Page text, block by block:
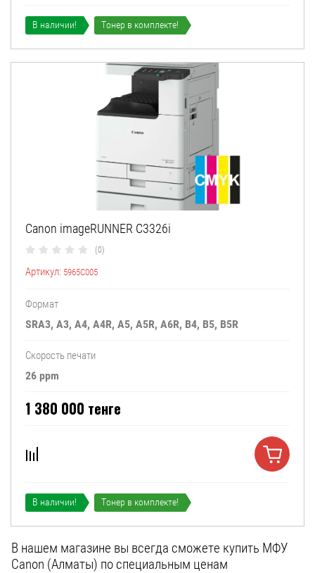
В наличии! Тонер в комплекте!
Canon imageRUNNER C3326i
(0)
Артикул: 5965C005
Формат
SRA3, A3, A4, A4R, A5, A5R, A6R, B4, B5, B5R
Скорость печати
26 ppm
1 380 000 тенге
В наличии! Тонер в комплекте!
В нашем магазине вы всегда сможете купить МФУ
Canon (Алматы) по специальным ценам